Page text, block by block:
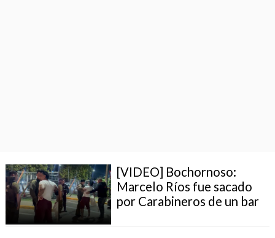
[VIDEO] Bochornoso:
Marcelo Ríos fue sacado
por Carabineros de un bar